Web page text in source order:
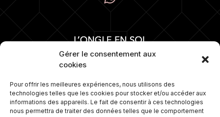
Gérer le consentement aux
cookies
Pour offrir les meilleures expériences, nous utilisons des
technologies telles que les cookies pour stocker et/ou accéder aux
informations des appareils. Le fait de consentir à ces technologies
nous permettra de traiter des données telles que le comportement
Numéro 1 depuis plus de 15 ans dans la
pose d’ongles. Nous proposons